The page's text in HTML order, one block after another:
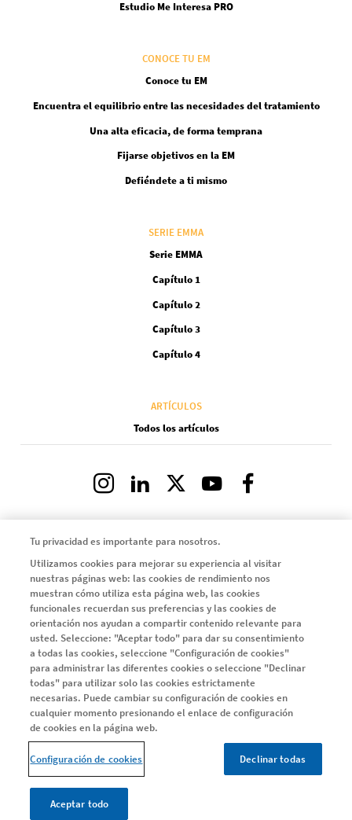
Estudio Me Interesa PRO
CONOCE TU EM
Conoce tu EM
Encuentra el equilibrio entre las necesidades del tratamiento
Una alta eficacia, de forma temprana
Fijarse objetivos en la EM
Defiéndete a ti mismo
SERIE EMMA
Serie EMMA
Capítulo 1
Capítulo 2
Capítulo 3
Capítulo 4
ARTÍCULOS
Todos los artículos
InstagramLinkedIn Youtube
Legal
Política de privacidad y cookies
Condiciones legales
Protección de datos: tus derechos
Configuración de cookies
© 2026 Novartis AG
Este sitio web está dirigido solamente a residentes en España
Tu privacidad es importante para nosotros.
Utilizamos cookies para mejorar su experiencia al visitar
nuestras páginas web: las cookies de rendimiento nos
muestran cómo utiliza esta página web, las cookies
funcionales recuerdan sus preferencias y las cookies de
orientación nos ayudan a compartir contenido relevante para
usted. Seleccione: "Aceptar todo" para dar su consentimiento
a todas las cookies, seleccione "Configuración de cookies"
para administrar las diferentes cookies o seleccione "Declinar
todas" para utilizar solo las cookies estrictamente
necesarias. Puede cambiar su configuración de cookies en
cualquier momento presionando el enlace de configuración
de cookies en la página web.
Configuración de cookies Declinar todas
Aceptar todo